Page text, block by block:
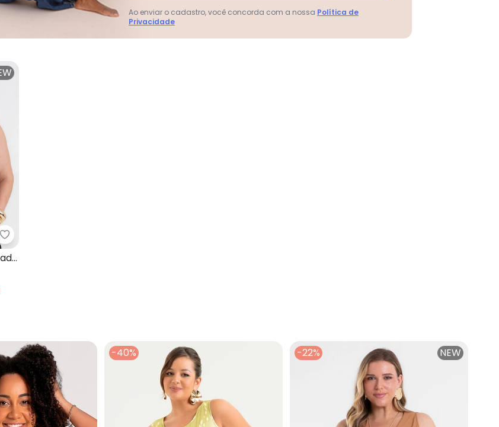
Listrada Marrom
Secret Glam - Regata Feminina Estampada Viscose Marrom
-40% -22% NEW
Ao enviar o cadastro, você concorda com a nossa Política de
Privacidade